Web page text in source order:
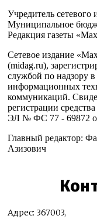
Учредитель сетевого
Муниципальное
Редакция газеты
Сетевое издание
(midag.ru),
службой по надзору в
информационных
коммуникаций.
регистрации
ЭЛ № ФС 77 - 69872
Главный редактор:
Азизович
Адрес: 367003,